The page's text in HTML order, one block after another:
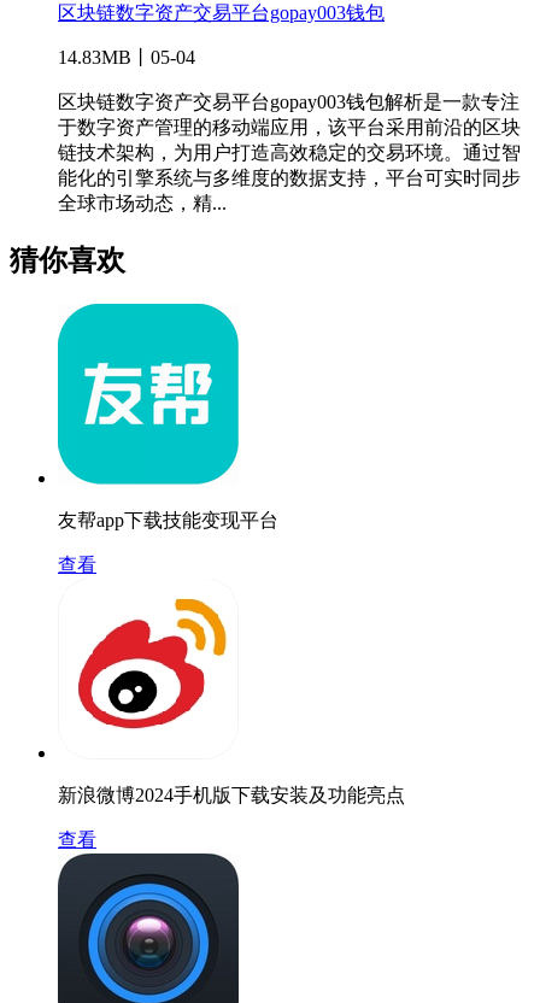
区块链数字资产交易平台gopay003钱包
14.83MB丨05-04
区块链数字资产交易平台gopay003钱包解析是一款专注
于数字资产管理的移动端应用，该平台采用前沿的区块
链技术架构，为用户打造高效稳定的交易环境。通过智
能化的引擎系统与多维度的数据支持，平台可实时同步
全球市场动态，精...
猜你喜欢
友帮app下载技能变现平台
查看
新浪微博2024手机版下载安装及功能亮点
查看